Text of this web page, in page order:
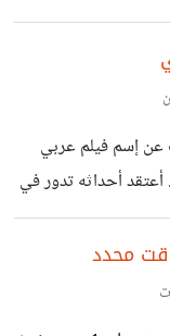
و جزاكم الله
عن إسم فيلم عربي
أعتقد أحداثه تدور في
سوق مزدحم ام و اب
مع ابنهم الصغير و ظهور بعض الاشخاص 3 او 4 تقريبا يحملون
تحت الصنادق التي